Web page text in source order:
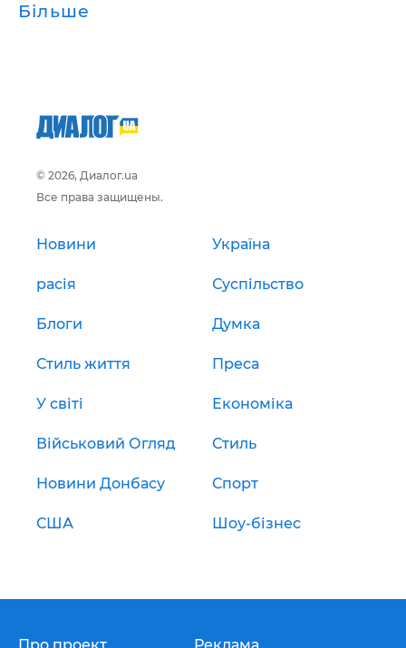
Більше
© 2026, Диалог.ua
Все права защищены.
Новини Україна
расія Суспільство
Блоги Думка
Стиль життя Преса
У світі Економіка
Військовий Огляд Стиль
Новини Донбасу Спорт
США Шоу-бізнес